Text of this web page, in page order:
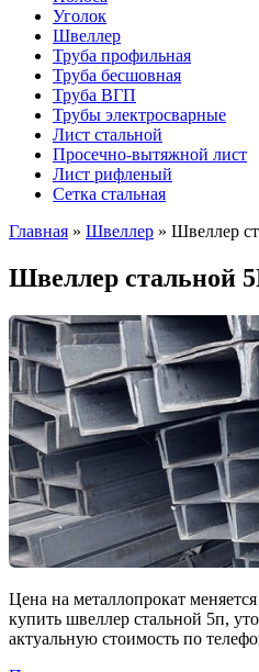
Уголок
Швеллер
Труба профильная
Труба бесшовная
Труба ВГП
Трубы электросварные
Лист стальной
Просечно-вытяжной лист
Лист рифленый
Сетка стальная
Главная » Швеллер » Швеллер
Швеллер стальной
Цена на металлопрокат
купить швеллер стальной 5п,
актуальную стоимость по